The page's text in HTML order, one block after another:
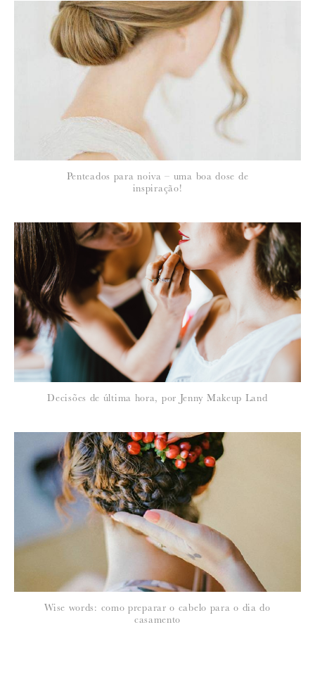
Para saber como tratamos e protegemos os seus dados, leia a nossa
política de privacidade
Penteados para noiva – uma boa dose de
inspiração!
Decisões de última hora, por Jenny Makeup Land
Wise words: como preparar o cabelo para o dia do
casamento